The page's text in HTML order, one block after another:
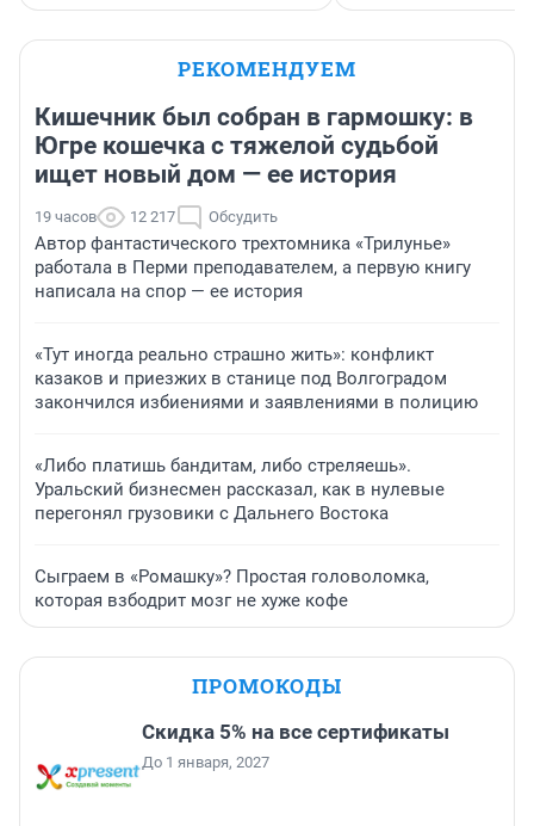
РЕКОМЕНДУЕМ
Кишечник был собран в гармошку: в
Югре кошечка с тяжелой судьбой
ищет новый дом — ее история
19 часов 12 217 Обсудить
Автор фантастического трехтомника «Трилунье»
работала в Перми преподавателем, а первую книгу
написала на спор — ее история
«Тут иногда реально страшно жить»: конфликт
казаков и приезжих в станице под Волгоградом
закончился избиениями и заявлениями в полицию
«Либо платишь бандитам, либо стреляешь».
Уральский бизнесмен рассказал, как в нулевые
перегонял грузовики с Дальнего Востока
Сыграем в «Ромашку»? Простая головоломка,
которая взбодрит мозг не хуже кофе
ПРОМОКОДЫ
Скидка 5% на все сертификаты
До 1 января, 2027